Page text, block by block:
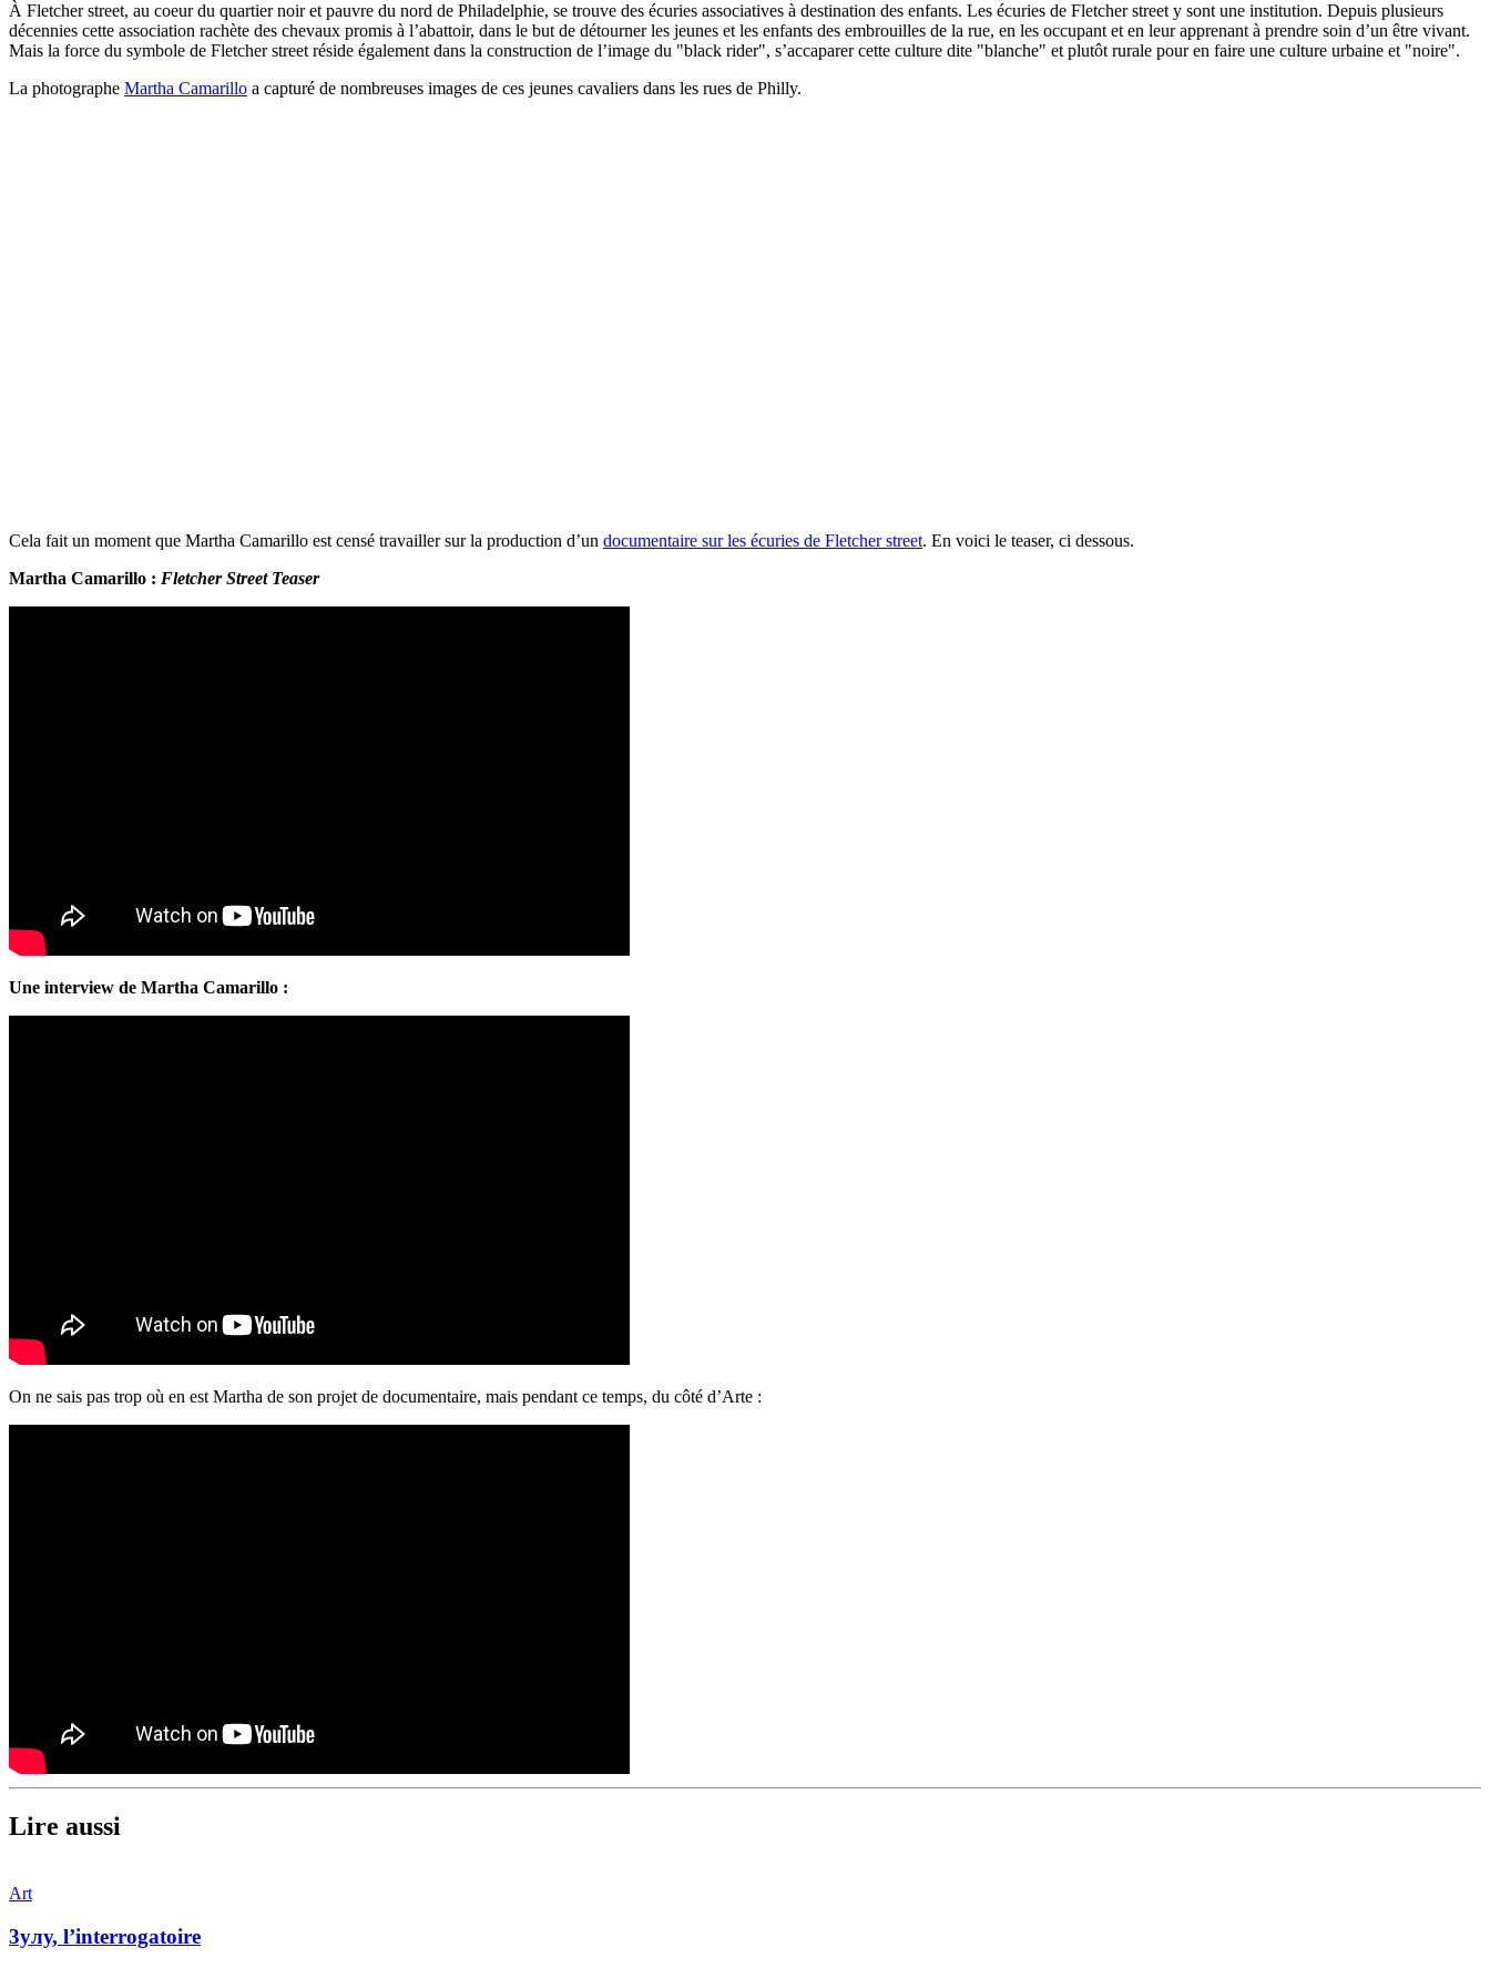
À Fletcher street, au coeur du quartier noir et pauvre du nord de Philadelphie, se trouve des écuries associatives à destination des enfants. Les écuries de Fletcher street y sont une institution. Depuis plusieurs
décennies cette association rachète des chevaux promis à l’abattoir, dans le but de détourner les jeunes et les enfants des embrouilles de la rue, en les occupant et en leur apprenant à prendre soin d’un être vivant.
Mais la force du symbole de Fletcher street réside également dans la construction de l’image du "black rider", s’accaparer cette culture dite "blanche" et plutôt rurale pour en faire une culture urbaine et "noire".
La photographe Martha Camarillo a capturé de nombreuses images de ces jeunes cavaliers dans les rues de Philly.
Cela fait un moment que Martha Camarillo est censé travailler sur la production d’un documentaire sur les écuries de Fletcher street. En voici le teaser, ci dessous.
Martha Camarillo : Fletcher Street Teaser
Une interview de Martha Camarillo :
On ne sais pas trop où en est Martha de son projet de documentaire, mais pendant ce temps, du côté d’Arte :
Lire aussi
Art
3улу, l’interrogatoire